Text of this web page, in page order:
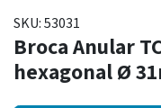
SKU: 53031
Broca Anular
hexagonal Ø